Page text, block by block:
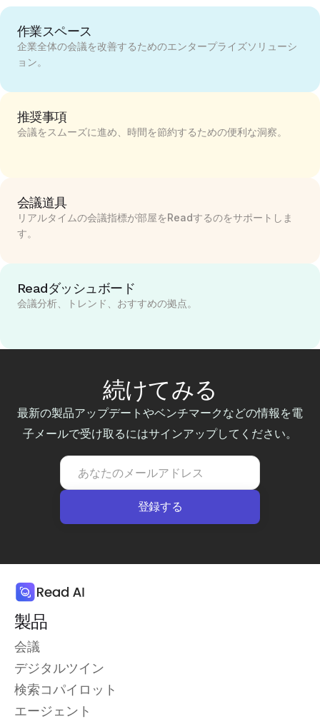
作業スペース
企業全体の会議を改善するためのエンタープライズソリューシ
ョン。
推奨事項
会議をスムーズに進め、時間を節約するための便利な洞察。
会議道具
リアルタイムの会議指標が部屋をReadするのをサポートしま
す。
Readダッシュボード
会議分析、トレンド、おすすめの拠点。
続けてみる
最新の製品アップデートやベンチマークなどの情報を電
子メールで受け取るにはサインアップしてください。
製品
会議
デジタルツイン
検索コパイロット
エージェント